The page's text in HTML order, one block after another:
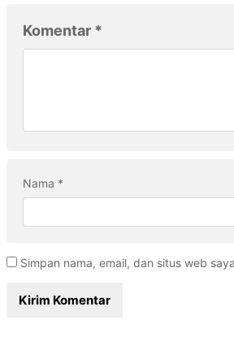
Komentar *
Nama *
Simpan nama, email, dan situs web